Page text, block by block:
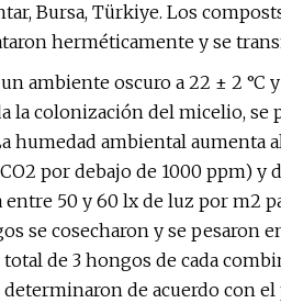
Bursa, Türkiye. Los
herméticamente y se
ambiente oscuro a 22 ± 2 °C
la colonización del micelio, se
humedad ambiental aumenta
por debajo de 1000 ppm) y
entre 50 y 60 lx de luz por m2
se cosecharon y se pesaron
de 3 hongos de cada
de acuerdo con